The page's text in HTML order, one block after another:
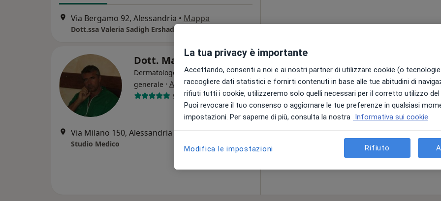
Via Bergamo 92, Alessandria • Mappa
Dott.ssa Valeria Sadigh Ershadi - Dermatologa
Dott. Marco Michelini
Dermatologo, Allergologo, Chirurgo
generale · Altro
94 recensioni
Via Milano 150, Alessandria
Studio Medico
7 Ago 8 Ago 9 Ago 10 Ago
Non ci sono agende disponibili!
Chiedi di attivare le prenotazioni online
La tua privacy è importante
Accettando, consenti a noi e ai nostri partner di utilizzare cookie (o
raccogliere dati statistici e fornirti contenuti in base alle tue abitudini di
rifiuti tutti i cookie, utilizzeremo solo quelli necessari per il corretto utilizzo
Puoi revocare il tuo consenso o aggiornare le tue preferenze in qualsiasi
impostazioni. Per saperne di più, consulta la nostra Informativa sui cookie
Modifica le impostazioni Rifiuto